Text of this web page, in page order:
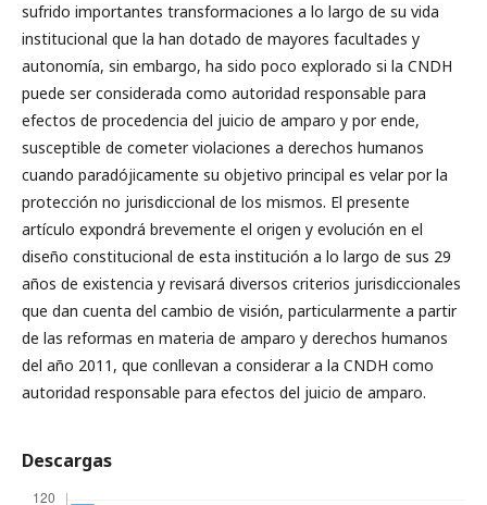
sufrido importantes transformaciones a lo largo de su vida
institucional que la han dotado de mayores facultades y
autonomía, sin embargo, ha sido poco explorado si la CNDH
puede ser considerada como autoridad responsable para
efectos de procedencia del juicio de amparo y por ende,
susceptible de cometer violaciones a derechos humanos
cuando paradójicamente su objetivo principal es velar por la
protección no jurisdiccional de los mismos. El presente
artículo expondrá brevemente el origen y evolución en el
diseño constitucional de esta institución a lo largo de sus 29
años de existencia y revisará diversos criterios jurisdiccionales
que dan cuenta del cambio de visión, particularmente a partir
de las reformas en materia de amparo y derechos humanos
del año 2011, que conllevan a considerar a la CNDH como
autoridad responsable para efectos del juicio de amparo.
Descargas